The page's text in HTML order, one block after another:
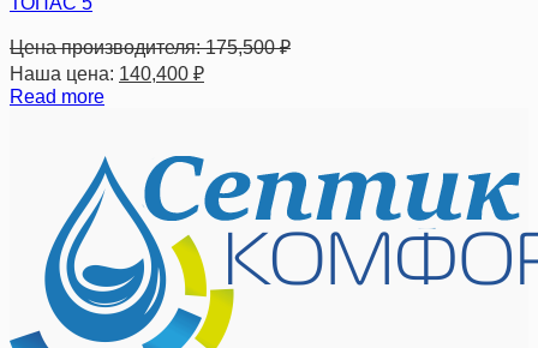
Цена производителя:175,500₽
Наша цена: 140,400 ₽
Read more